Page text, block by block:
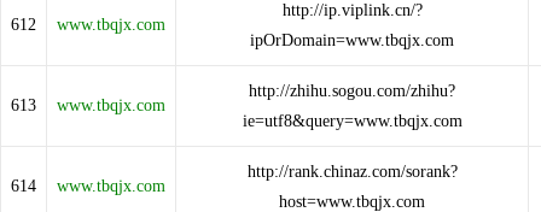
612 www.tbqjx.com
http://ip.viplink.cn/?
ipOrDomain=www.tbqjx.com
613 www.tbqjx.com
http://zhihu.sogou.com/zhihu?
ie=utf8&query=www.tbqjx.com
614 www.tbqjx.com
http://rank.chinaz.com/sorank?
host=www.tbqjx.com